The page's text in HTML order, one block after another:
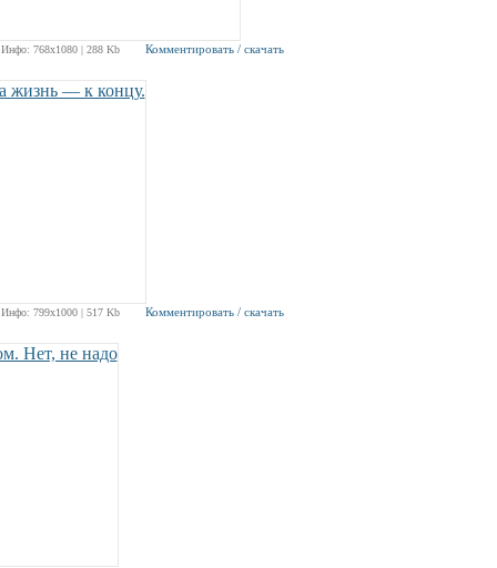
Инфо: 768х1080 | 288 Kb Комментировать / скачать
Инфо: 799х1000 | 517 Kb Комментировать / скачать